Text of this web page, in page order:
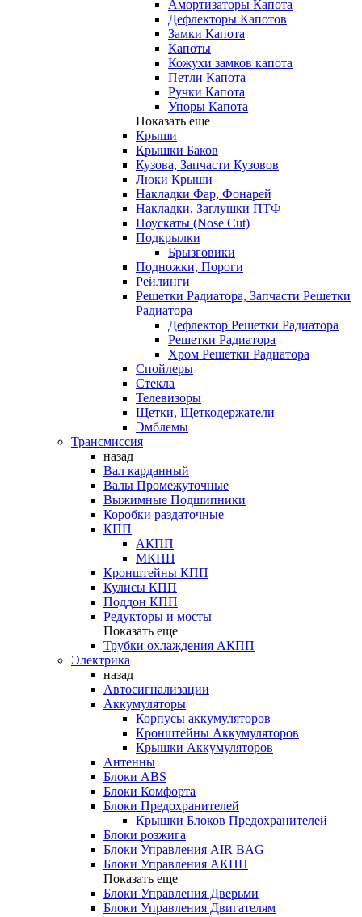
Амортизаторы Капота
Дефлекторы Капотов
Замки Капота
Капоты
Кожухи замков капота
Петли Капота
Ручки Капота
Упоры Капота
Показать еще
Крыши
Крышки Баков
Кузова, Запчасти Кузовов
Люки Крыши
Накладки Фар, Фонарей
Накладки, Заглушки ПТФ
Ноускаты (Nose Cut)
Подкрылки
Брызговики
Подножки, Пороги
Рейлинги
Решетки Радиатора, Запчасти Решетки
Радиатора
Дефлектор Решетки Радиатора
Решетки Радиатора
Хром Решетки Радиатора
Спойлеры
Стекла
Телевизоры
Щетки, Щеткодержатели
Эмблемы
Трансмиссия
назад
Вал карданный
Валы Промежуточные
Выжимные Подшипники
Коробки раздаточные
КПП
АКПП
МКПП
Кронштейны КПП
Кулисы КПП
Поддон КПП
Редукторы и мосты
Показать еще
Трубки охлаждения АКПП
Электрика
назад
Автосигнализации
Аккумуляторы
Корпусы аккумуляторов
Кронштейны Аккумуляторов
Крышки Аккумуляторов
Антенны
Блоки ABS
Блоки Комфорта
Блоки Предохранителей
Крышки Блоков Предохранителей
Блоки розжига
Блоки Управления AIR BAG
Блоки Управления АКПП
Показать еще
Блоки Управления Дверьми
Блоки Управления Двигателям